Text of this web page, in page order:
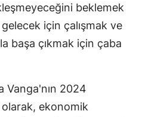
Sinop
Sivas
beklemek
için çalışmak ve
başa çıkmak için çaba
Vanga'nın 2024
ekonomik